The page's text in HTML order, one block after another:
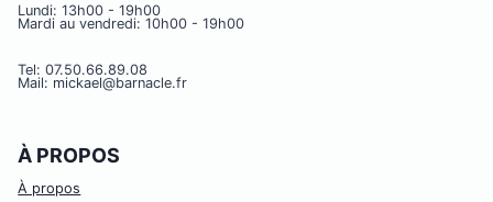
Lundi: 13h00 - 19h00
Mardi au vendredi: 10h00 - 19h00
Tel: 07.50.66.89.08
Mail: mickael@barnacle.fr
À PROPOS
À propos